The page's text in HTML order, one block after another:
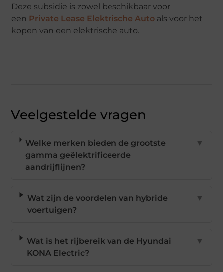
Deze subsidie is zowel beschikbaar voor
een Private Lease Elektrische Auto als voor het
kopen van een elektrische auto.
Veelgestelde vragen
Welke merken bieden de grootste
gamma geëlektrificeerde
aandrijflijnen?
▼
Wat zijn de voordelen van hybride
voertuigen?
▼
Wat is het rijbereik van de Hyundai
KONA Electric?
▼